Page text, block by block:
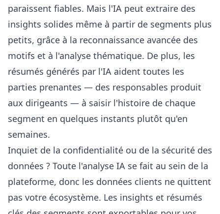
paraissent fiables. Mais l'IA peut extraire des
insights solides même à partir de segments plus
petits, grâce à la reconnaissance avancée des
motifs et à l'analyse thématique. De plus, les
résumés générés par l'IA aident toutes les
parties prenantes — des responsables produit
aux dirigeants — à saisir l'histoire de chaque
segment en quelques instants plutôt qu'en
semaines.
Inquiet de la confidentialité ou de la sécurité des
données ? Toute l'analyse IA se fait au sein de la
plateforme, donc les données clients ne quittent
pas votre écosystème. Les insights et résumés